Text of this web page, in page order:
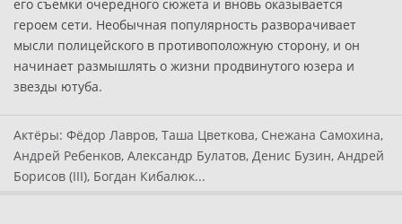
его съемки очередного сюжета и вновь оказывается
героем сети. Необычная популярность разворачивает
мысли полицейского в противоположную сторону, и он
начинает размышлять о жизни продвинутого юзера и
звезды ютуба.
Актёры: Фёдор Лавров, Таша Цветкова, Снежана Самохина,
Андрей Ребенков, Александр Булатов, Денис Бузин, Андрей
Борисов (III), Богдан Кибалюк...